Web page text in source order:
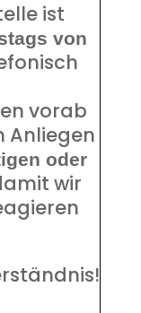
ist
von
vorab
Anliegen
oder
wir